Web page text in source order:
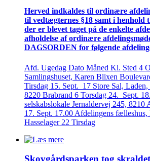
Herved indkaldes til ordinære
til vedtægternes §18 samt i henhold
der er blevet taget på de enkelte
afholdelse af ordinære
DAGSORDEN for følgende
Afd. Ugedag Dato Måned Kl. Sted 4
Samlingshuset, Karen Blixen
Tirsdag 15. Sept. 17 Store Sal,
8220 Brabrand 6 Torsdag 24. Sept.
selskabslokale Jernaldervej 245, 8210
17. Sept. 17.00 Afdelingens fælleshus,
Hasselager 22 Tirsdag